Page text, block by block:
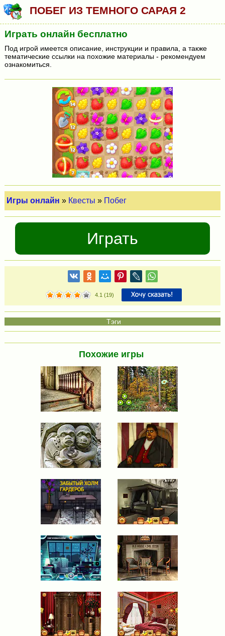
ПОБЕГ ИЗ ТЕМНОГО САРАЯ 2
Играть онлайн бесплатно
Под игрой имеется описание, инструкции и правила, а также
тематические ссылки на похожие материалы - рекомендуем
ознакомиться.
Игры онлайн » Квесты » Побег
Играть
4.1 (19)
Похожие игры